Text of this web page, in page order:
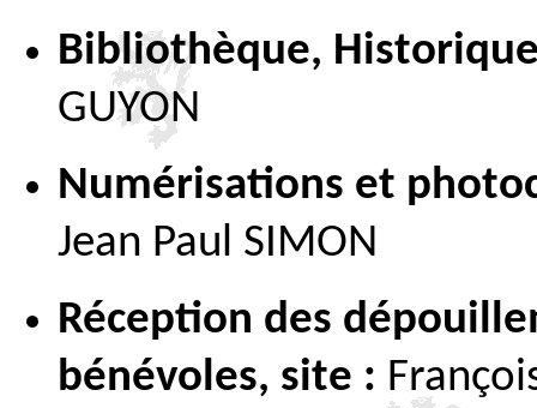
Bibliothèque,
GUYON
Numérisations et
Jean Paul SIMON
Réception des
bénévoles, site :